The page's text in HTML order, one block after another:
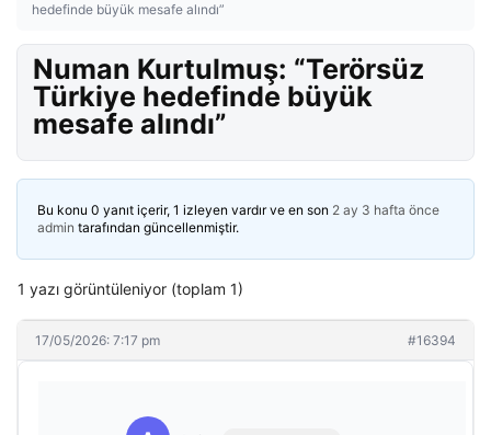
hedefinde büyük mesafe alındı”
Numan Kurtulmuş: “Terörsüz
Türkiye hedefinde büyük
mesafe alındı”
Bu konu 0 yanıt içerir, 1 izleyen vardır ve en son 2 ay 3 hafta önce
admin tarafından güncellenmiştir.
1 yazı görüntüleniyor (toplam 1)
17/05/2026: 7:17 pm #16394